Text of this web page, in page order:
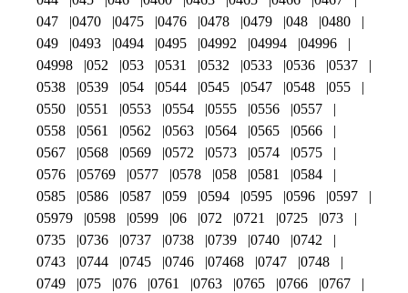
047
0470 0475 0476 0478 0479 048
0480
049
0493 0494 0495 04992 04994
04996
04998
052 053 0531 0532 0533 0536
0537
0538
0539 054 0544 0545 0547 0548
055
0550
0551 0553 0554 0555 0556
0557
0558
0561 0562 0563 0564 0565
0566
0567
0568 0569 0572 0573 0574
0575
0576
05769 0577 0578 058 0581
0584
0585
0586 0587 059 0594 0595 0596
0597
05979
0598 0599 06 072 0721 0725
073
0735
0736 0737 0738 0739 0740
0742
0743
0744 0745 0746 07468 0747
0748
0749
075 076 0761 0763 0765 0766
0767